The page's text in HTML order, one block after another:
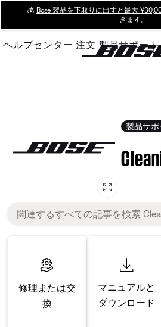
Main
💰 Bose 製品を下取りに出すと最大
きます。
ヘルプセンター 注文 製品サポート
製品サポ
修理または交
換
マニュアルと
ダウンロード